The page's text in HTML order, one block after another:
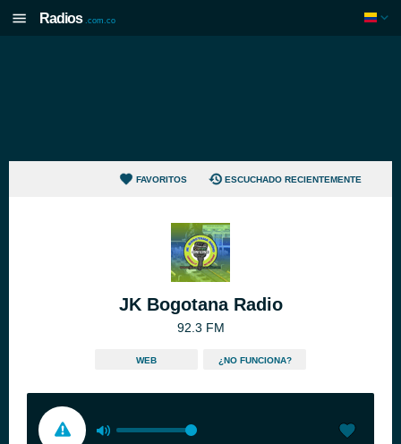
Radios .com.co
FAVORITOS ESCUCHADO RECIENTEMENTE
JK Bogotana Radio
92.3 FM
WEB ¿NO FUNCIONA?